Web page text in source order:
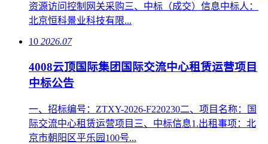
资源访问控制网关采购三、中标（成交）信息中标人：
北京恒科景业科技有限...
10 2026.07
4008云顶国际集团国际交流中心租赁运营项目
中标公告
一、招标编号：ZTXY-2026-F220230二、项目名称：国
际交流中心租赁运营项目三、中标信息1.出租事项：北
京市朝阳区平乐园100号...